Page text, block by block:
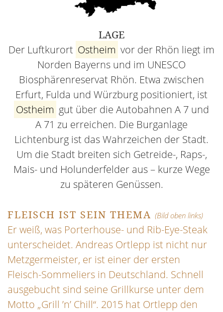
LAGE
Der Luftkurort Ostheim vor der Rhön liegt im
Norden Bayerns und im UNESCO
Biosphärenreservat Rhön. Etwa zwischen
Erfurt, Fulda und Würzburg positioniert, ist
Ostheim gut über die Autobahnen A 7 und
A 71 zu erreichen. Die Burganlage
Lichtenburg ist das Wahrzeichen der Stadt.
Um die Stadt breiten sich Getreide-, Raps-,
Mais- und Holunderfelder aus – kurze Wege
zu späteren Genüssen.
FLEISCH IST SEIN THEMA (Bild oben links)
Er weiß, was Porterhouse- und Rib-Eye-Steak
unterscheidet. Andreas Ortlepp ist nicht nur
Metzgermeister, er ist einer der ersten
Fleisch-Sommeliers in Deutschland. Schnell
ausgebucht sind seine Grillkurse unter dem
Motto „Grill ’n’ Chill“. 2015 hat Ortlepp den